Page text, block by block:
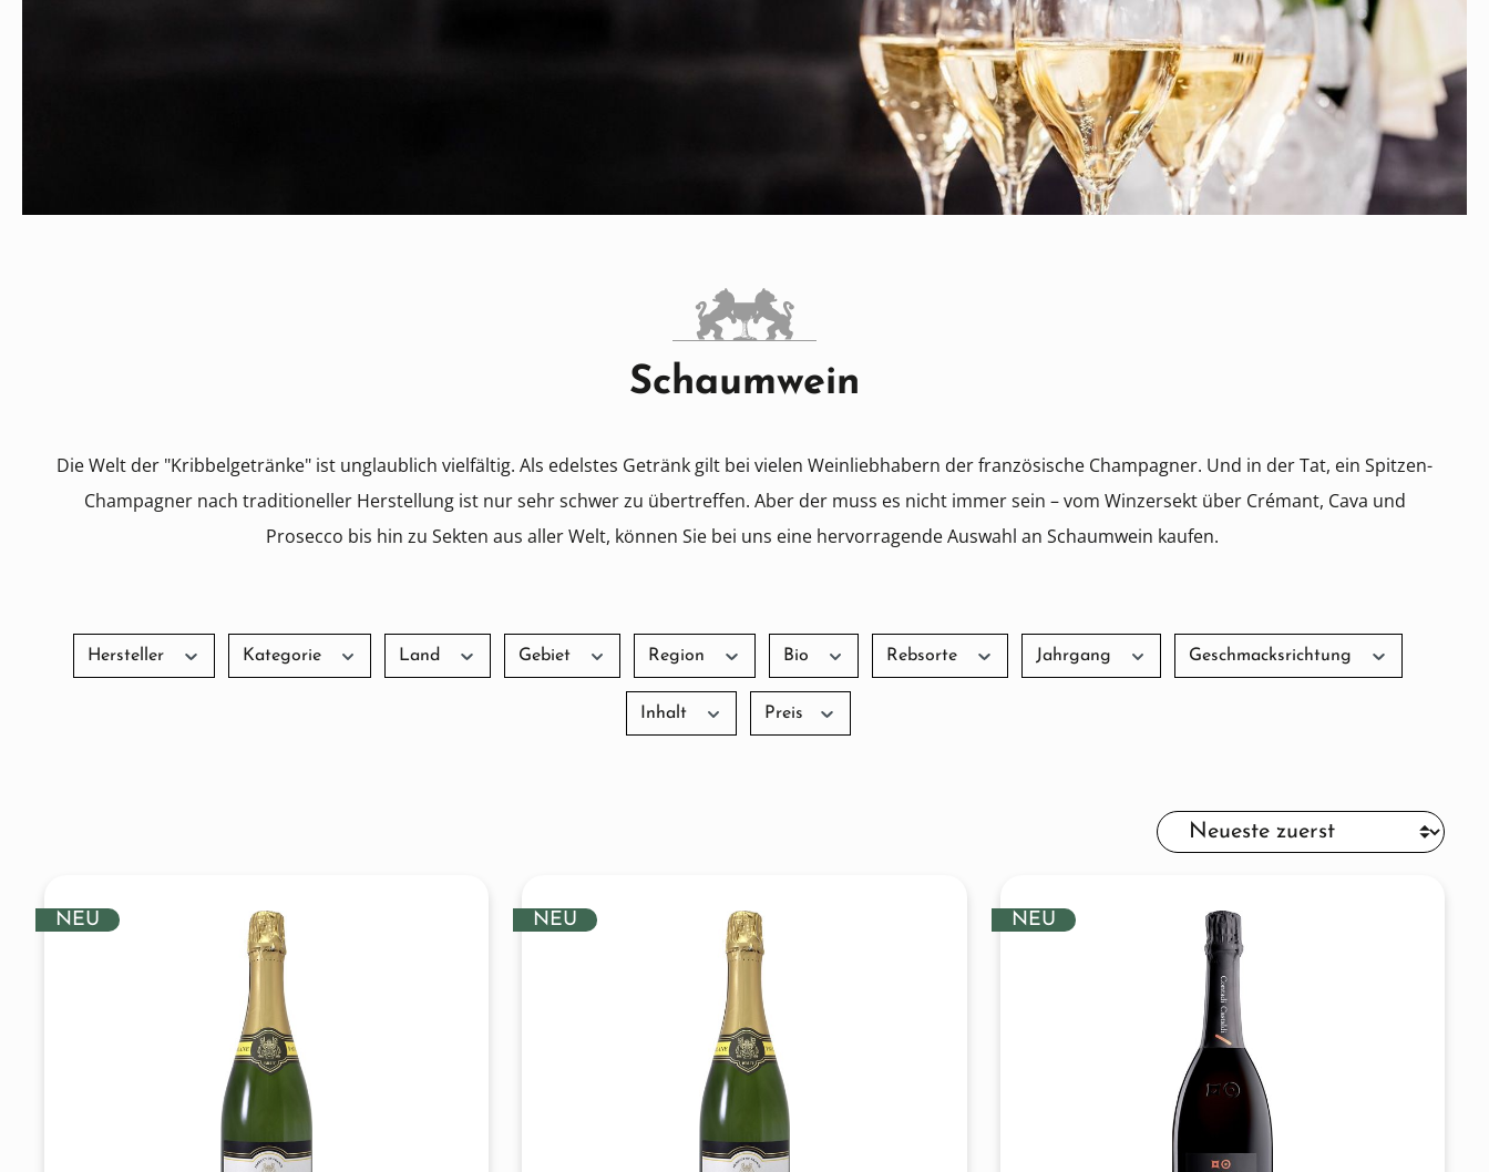
Schaumwein
Die Welt der "Kribbelgetränke" ist unglaublich vielfältig. Als edelstes Getränk gilt bei vielen Weinliebhabern der französische Champagner. Und in der Tat, ein Spitzen-
Champagner nach traditioneller Herstellung ist nur sehr schwer zu übertreffen. Aber der muss es nicht immer sein – vom Winzersekt über Crémant, Cava und
Prosecco bis hin zu Sekten aus aller Welt, können Sie bei uns eine hervorragende Auswahl an Schaumwein kaufen.
Hersteller Kategorie Land Gebiet Region Bio Rebsorte Jahrgang Geschmacksrichtung
Inhalt Preis
NEU NEU NEU